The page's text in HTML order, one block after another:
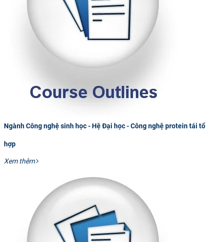
Ngành Công nghệ sinh học - Hệ Đại học - Công nghệ protein tái tổ
hợp
Xem thêm